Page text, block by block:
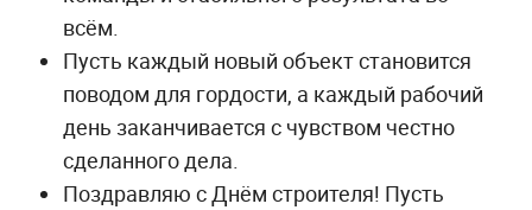
всём.
Пусть каждый новый объект становится
поводом для гордости, а каждый рабочий
день заканчивается с чувством честно
сделанного дела.
Поздравляю с Днём строителя! Пусть